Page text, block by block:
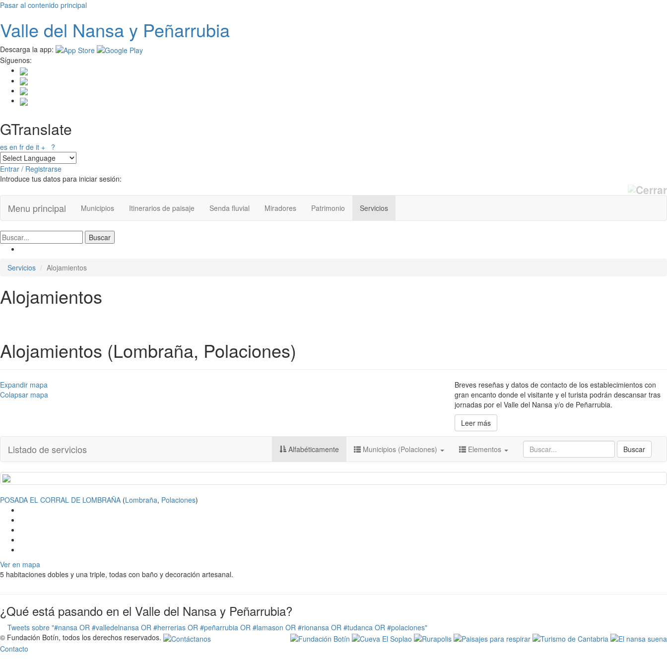
Pasar al contenido principal
Valle del Nansay Peñarrubia
Descarga la app:
Síguenos:
GTranslate
es en fr de it + ?
Entrar / Registrarse
Introduce tus datos para iniciar sesión:
Menu principal Municipios Itinerarios de paisaje Senda fluvial Miradores Patrimonio Servicios
Servicios Alojamientos
Alojamientos
Alojamientos (Lombraña, Polaciones)
Expandir mapa
Colapsar mapa
Breves reseñas y datos de contacto de los establecimientos con
gran encanto donde el visitante y el turista podrán descansar tras
jornadas por el Valle del Nansa y/o de Peñarrubia.
Leer más
Listado de servicios Buscar
Alfabéticamente Municipios (Polaciones) Elementos
POSADA EL CORRAL DE LOMBRAÑA (Lombraña, Polaciones)
Ver en mapa
5 habitaciones dobles y una triple, todas con baño y decoración artesanal.
¿Qué está pasando en el Valle del Nansa y Peñarrubia?
Tweets sobre "#nansa OR #valledelnansa OR #herrerias OR #peñarrubia OR #lamason OR #rionansa OR #tudanca OR #polaciones"
© Fundación Botín, todos los derechos reservados.
Contacto